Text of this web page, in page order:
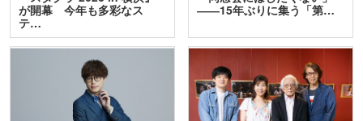
が開幕 今年も多彩なス
テ…
――15年ぶりに集う「第…